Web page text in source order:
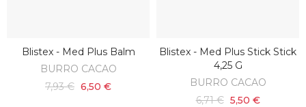
AGGIUNGI AL CARRELLO
Blistex - Med Plus Balm
BURRO CACAO
7,93 € 6,50 €
SCOPRI
Blistex - Med Plus Stick Stick
4,25 G
BURRO CACAO
6,71 € 5,50 €